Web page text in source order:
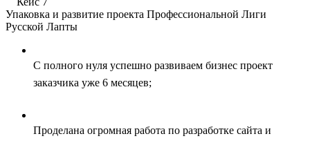
Упаковка и развитие проекта Профессиональной Лиги
Русской Лапты
С полного нуля успешно развиваем бизнес проект
заказчика уже 6 месяцев;
Проделана огромная работа по разработке сайта и